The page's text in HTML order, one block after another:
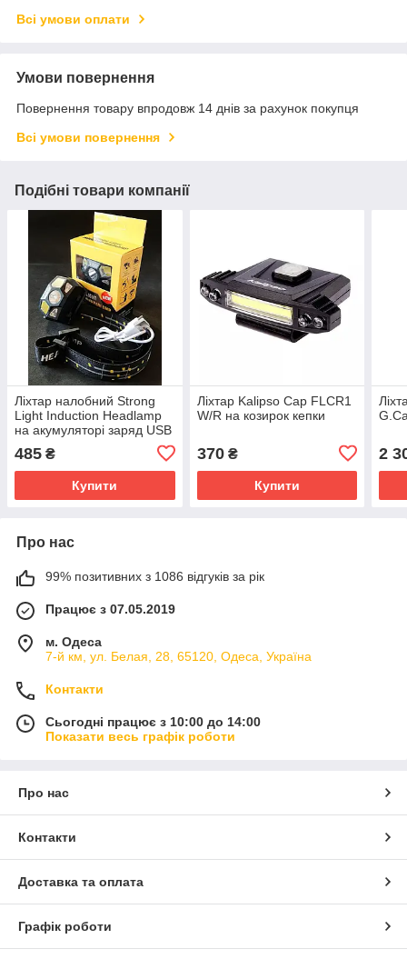
Всі умови оплати
Умови повернення
Повернення товару впродовж 14 днів за рахунок покупця
Всі умови повернення
Подібні товари компанії
Ліхтар налобний Strong
Light Induction Headlamp
на акумуляторі заряд USB
485 ₴
Купити
Ліхтар Kalipso Cap FLCR1
W/R на козирок кепки
370₴
Купити
2
Про нас
99% позитивних з 1086 відгуків за рік
Працює з 07.05.2019
м. Одеса
7-й км, ул. Белая, 28, 65120, Одеса, Україна
Контакти
Сьогодні працює з 10:00 до 14:00
Показати весь графік роботи
Про нас
Контакти
Доставка та оплата
Графік роботи